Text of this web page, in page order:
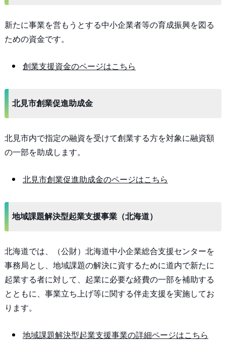
新たに事業を営もうとする中小企業者等の育成振興を図る
ための資金です。
創業支援資金のページはこちら
北見市創業促進助成金
北見市内で指定の融資を受けて創業する方を対象に融資額
の一部を助成します。
北見市創業促進助成金のページはこちら
地域課題解決型起業支援事業（北海道）
北海道では、（公財）北海道中小企業総合支援センターを
事務局とし、地域課題の解決に資するために道内で新たに
起業する者に対して、起業に必要な経費の一部を補助する
とともに、事業立ち上げ等に関する伴走支援を実施してお
ります。
地域課題解決型起業支援事業の詳細ページはこちら